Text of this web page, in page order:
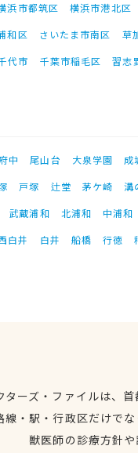
浜市都筑区 横浜市港北区
和区 さいたま市南区 草
代市 千葉市稲毛区 習志
府中 尾山台 大泉学園 成
戸塚 辻堂 茅ケ崎
溝
武蔵浦和 北浦和 中浦和
白井 白井 船橋 行徳
ターズ・ファイルは、
線・駅・行政区だけで
獣医師の診療方針